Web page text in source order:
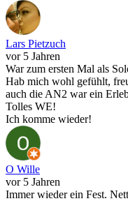
Lars Pietzuch
vor 5 Jahren
War zum ersten Mal als
Hab mich wohl gefühlt,
auch die AN2 war ein
Tolles WE!
Ich komme wieder!
O Wille
vor 5 Jahren
Immer wieder ein Fest.